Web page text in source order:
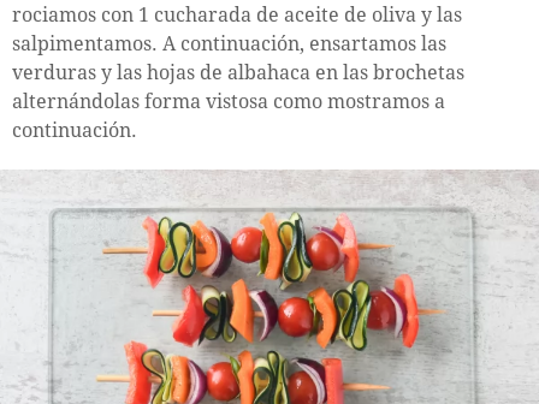
rociamos con 1 cucharada de aceite de oliva y las
salpimentamos. A continuación, ensartamos las
verduras y las hojas de albahaca en las brochetas
alternándolas forma vistosa como mostramos a
continuación.